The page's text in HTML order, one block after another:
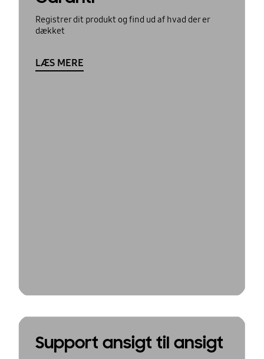
Registrer dit produkt og find ud af hvad der er
dækket
LÆS MERE
Support ansigt til ansigt